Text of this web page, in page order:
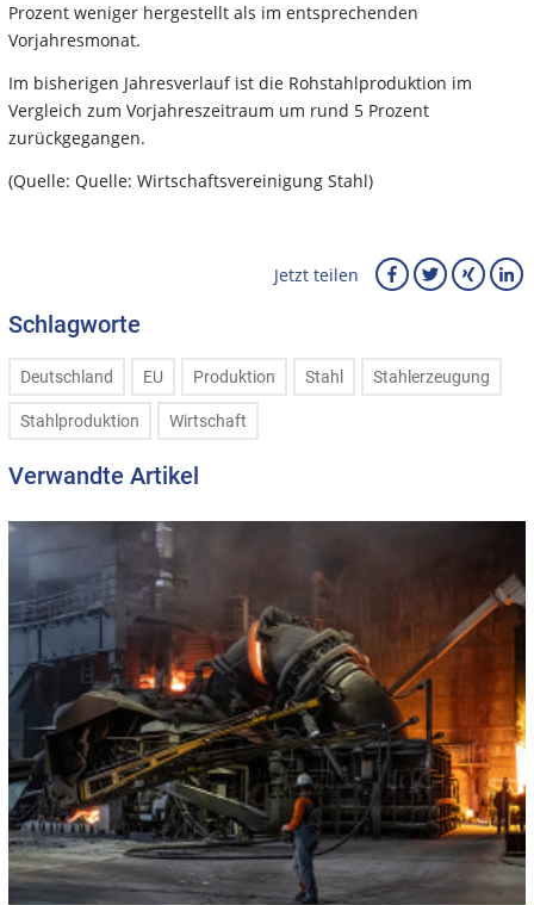
Prozent weniger hergestellt als im entsprechenden
Vorjahresmonat.
Im bisherigen Jahresverlauf ist die Rohstahlproduktion im
Vergleich zum Vorjahreszeitraum um rund 5 Prozent
zurückgegangen.
(Quelle: Quelle: Wirtschaftsvereinigung Stahl)
Jetzt teilen
Schlagworte
Deutschland EU Produktion Stahl Stahlerzeugung
Stahlproduktion Wirtschaft
Verwandte Artikel